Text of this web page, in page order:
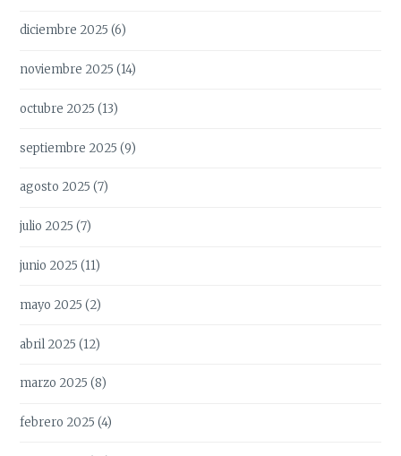
diciembre 2025 (6)
noviembre 2025 (14)
octubre 2025 (13)
septiembre 2025 (9)
agosto 2025 (7)
julio 2025 (7)
junio 2025 (11)
mayo 2025 (2)
abril 2025 (12)
marzo 2025 (8)
febrero 2025 (4)